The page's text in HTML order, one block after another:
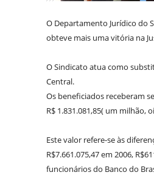
O Departamento Jurídico do
obteve mais uma vitória na
O Sindicato atua como
Central.
Os beneficiados receberam
R$ 1.831.081,85( um
Este valor refere-se às
R$7.661.075,47 em 2006,
funcionários do Banco do